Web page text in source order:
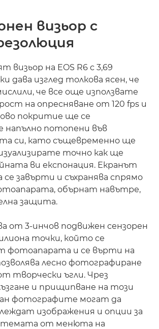
визьор с
визьор на EOS R6 с 3,69
дава изглед толкова ясен, че
че все още използвате
на опресняване от 120 fps и
покритие ще се
напълно потопени във
си, като същевременно ще
точно как ще
ви експонация. Екранът
завърти и съхранява спрямо
обърнат навътре,
защита.
от 3-инчов подвижен сензорен
точки, който се
фотоапарата и се върти на
лесно фотографиране
творчески ъгли. Чрез
и прищипване на този
фотографите могат да
изображения и опции за
от менюта на